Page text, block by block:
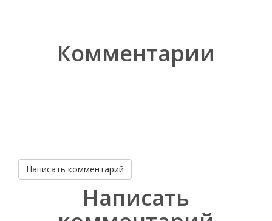
Комментарии
Написать комментарий
Написать